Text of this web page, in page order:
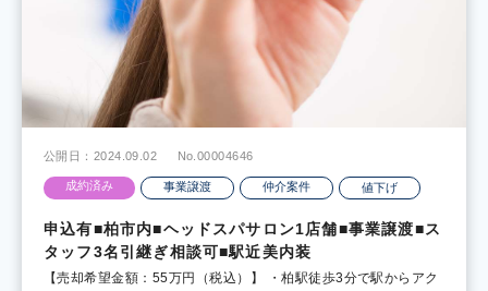
公開日：2024.09.02 No.00004646
成約済み 事業譲渡 仲介案件 値下げ
申込有■柏市内■ヘッドスパサロン1店舗■事業譲渡■ス
タッフ3名引継ぎ相談可■駅近美内装
【売却希望金額：55万円（税込）】 ・柏駅徒歩3分で駅からアク